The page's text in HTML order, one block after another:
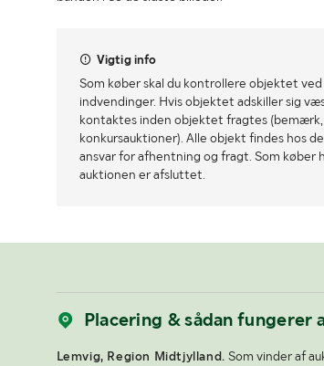
Vigtig info
Som køber skal du kontrollere objektet
indvendinger. Hvis objektet adskiller sig
kontaktes inden objektet fragtes
konkursauktioner). Alle objekt findes hos
ansvar for afhentning og fragt. Som
auktionen er afsluttet.
Placering & sådan fungerer
Lemvig, Region Midtjylland. Som vinder af